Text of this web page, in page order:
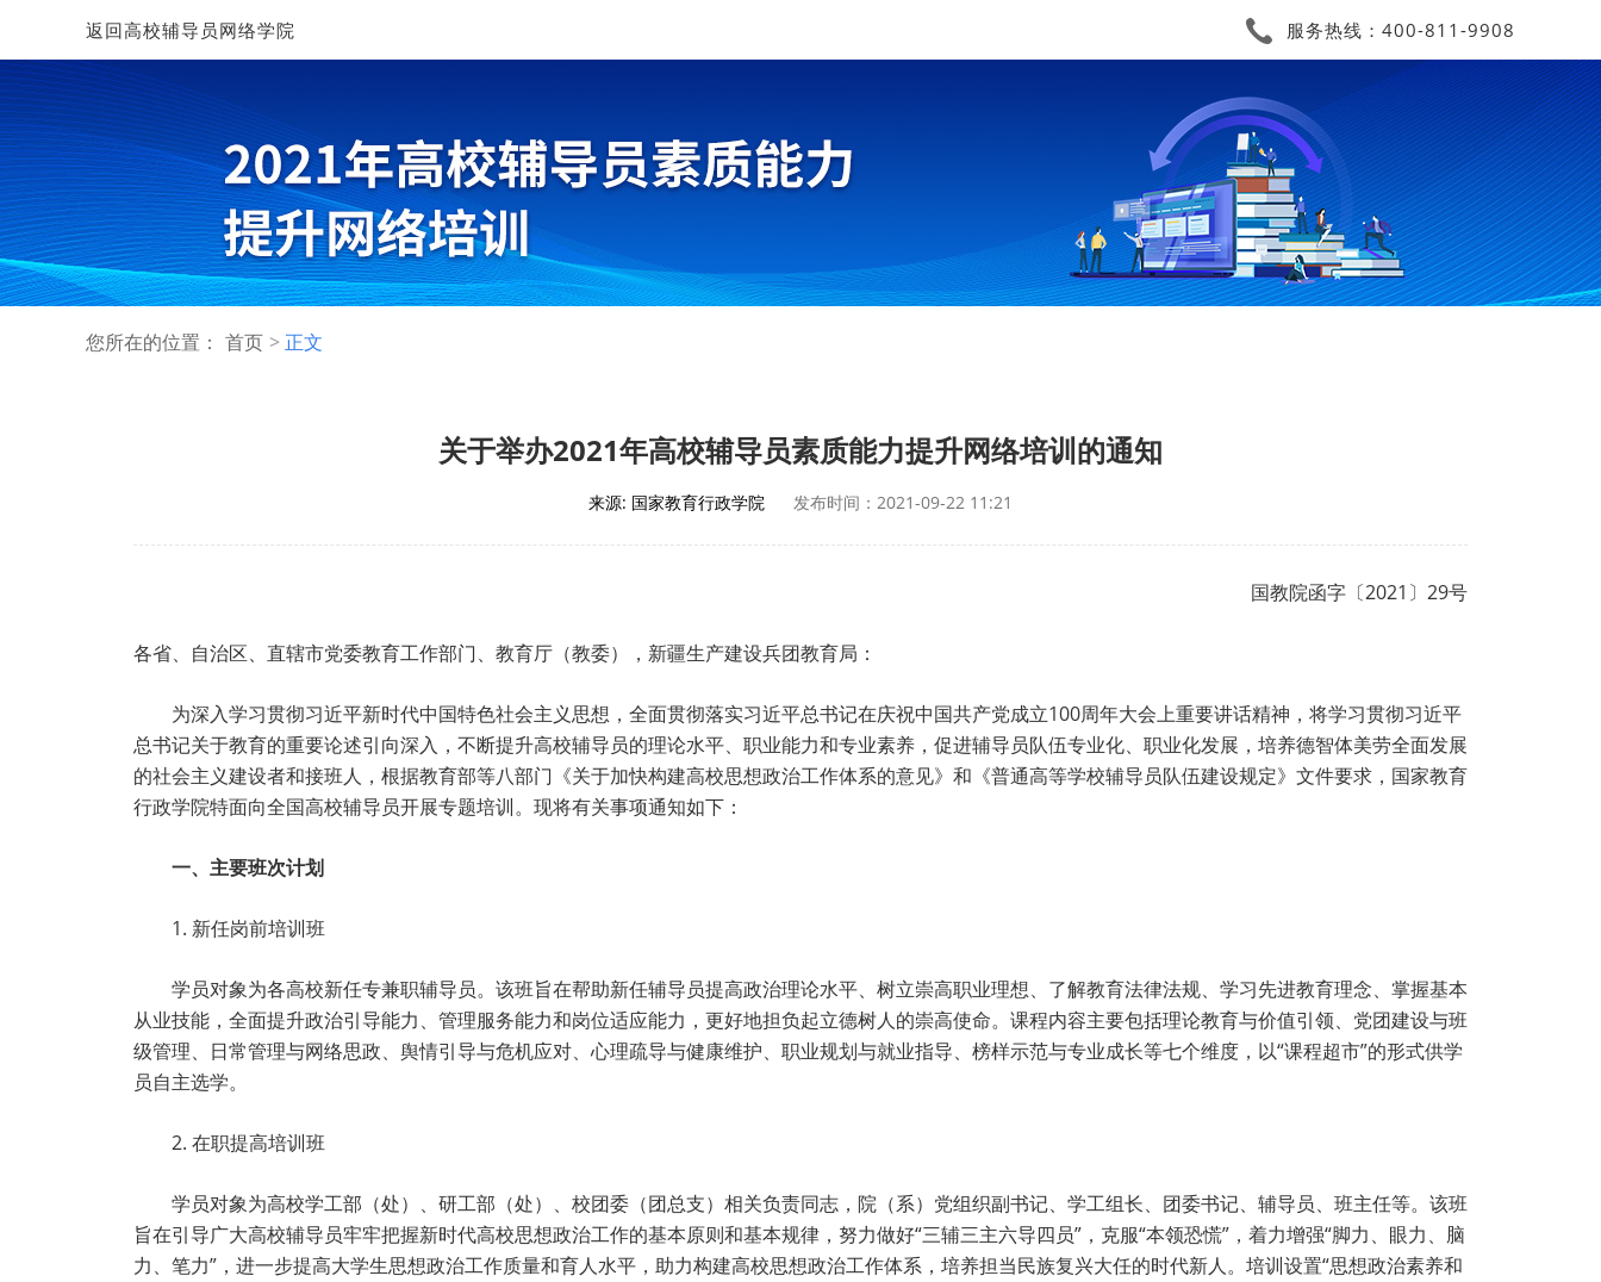
返回高校辅导员网络学院 服务热线：400-811-9908
您所在的位置： 首页 正文
关于举办2021年高校辅导员素质能力提升网络培训的通知
来源: 国家教育行政学院 发布时间：2021-09-22 11:21
国教院函字〔2021〕29号
各省、自治区、直辖市党委教育工作部门、教育厅（教委），新疆生产建设兵团教育局：
为深入学习贯彻习近平新时代中国特色社会主义思想，全面贯彻落实习近平总书记在庆祝中国共产党成立100周年大会上重要讲话精神，将学习贯彻习近平
总书记关于教育的重要论述引向深入，不断提升高校辅导员的理论水平、职业能力和专业素养，促进辅导员队伍专业化、职业化发展，培养德智体美劳全面发展
的社会主义建设者和接班人，根据教育部等八部门《关于加快构建高校思想政治工作体系的意见》和《普通高等学校辅导员队伍建设规定》文件要求，国家教育
行政学院特面向全国高校辅导员开展专题培训。现将有关事项通知如下：
一、主要班次计划
1. 新任岗前培训班
学员对象为各高校新任专兼职辅导员。该班旨在帮助新任辅导员提高政治理论水平、树立崇高职业理想、了解教育法律法规、学习先进教育理念、掌握基本
从业技能，全面提升政治引导能力、管理服务能力和岗位适应能力，更好地担负起立德树人的崇高使命。课程内容主要包括理论教育与价值引领、党团建设与班
级管理、日常管理与网络思政、舆情引导与危机应对、心理疏导与健康维护、职业规划与就业指导、榜样示范与专业成长等七个维度，以“课程超市”的形式供学
员自主选学。
2. 在职提高培训班
学员对象为高校学工部（处）、研工部（处）、校团委（团总支）相关负责同志，院（系）党组织副书记、学工组长、团委书记、辅导员、班主任等。该班
旨在引导广大高校辅导员牢牢把握新时代高校思想政治工作的基本原则和基本规律，努力做好“三辅三主六导四员”，克服“本领恐慌”，着力增强“脚力、眼力、脑
力、笔力”，进一步提高大学生思想政治工作质量和育人水平，助力构建高校思想政治工作体系，培养担当民族复兴大任的时代新人。培训设置“思想政治素养和